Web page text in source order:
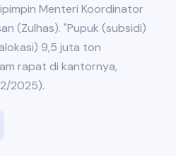
Menteri Koordinator
(Zulhas). "Pupuk (subsidi)
9,5 juta ton
rapat di kantornya,
2025).